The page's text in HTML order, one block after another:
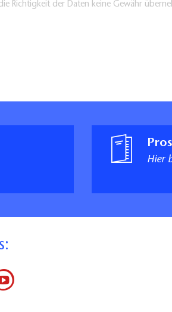
der Daten keine Gewähr
Hier